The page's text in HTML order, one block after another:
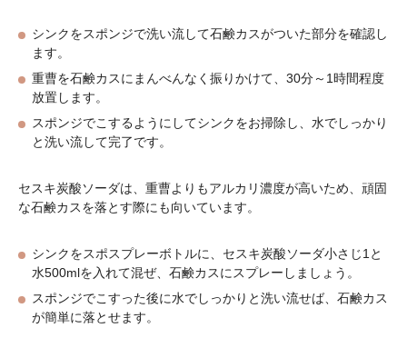
シンクをスポンジで洗い流して石鹸カスがついた部分を確認し
ます。
重曹を石鹸カスにまんべんなく振りかけて、30分～1時間程度
放置します。
スポンジでこするようにしてシンクをお掃除し、水でしっかり
と洗い流して完了です。
セスキ炭酸ソーダは、重曹よりもアルカリ濃度が高いため、頑固
な石鹸カスを落とす際にも向いています。
シンクをスポスプレーボトルに、セスキ炭酸ソーダ小さじ1と
水500mlを入れて混ぜ、石鹸カスにスプレーしましょう。
スポンジでこすった後に水でしっかりと洗い流せば、石鹸カス
が簡単に落とせます。